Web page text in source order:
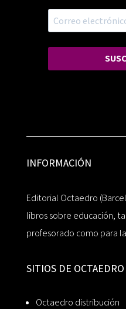
INFORMACIÓN
Editorial Octaedro
libros sobre educación,
profesorado como para
SITIOS DE OCTAEDRO
Octaedro distribución